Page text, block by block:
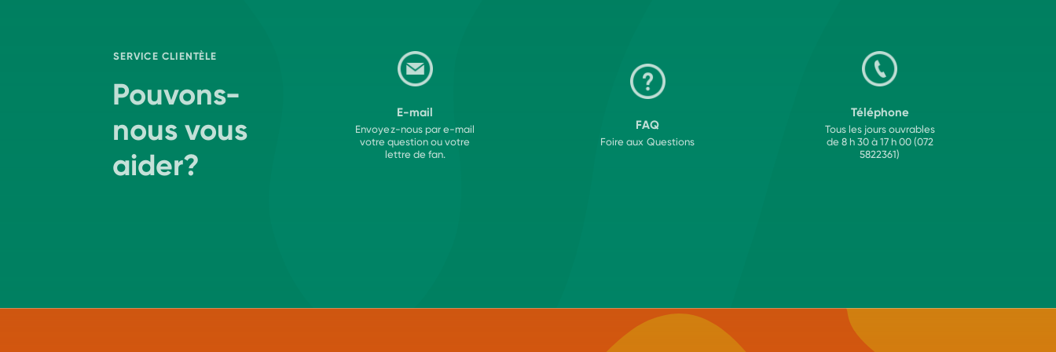
SERVICE CLIENTÈLE
Pouvons-
nous vous
aider?
E-mail
Envoyez-nous par e-mail
votre question ou votre
lettre de fan.
FAQ
Foire aux Questions
Téléphone
Tous les jours ouvrables
de 8 h 30 à 17 h 00 (072
5822361)